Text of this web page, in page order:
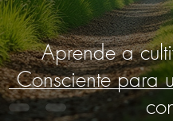
Aprende a
Consciente para